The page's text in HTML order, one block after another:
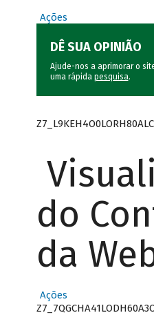
Ações
DÊ SUA OPINIÃO
Ajude-nos a aprimorar o
uma rápida pesquisa.
do
da
Ações